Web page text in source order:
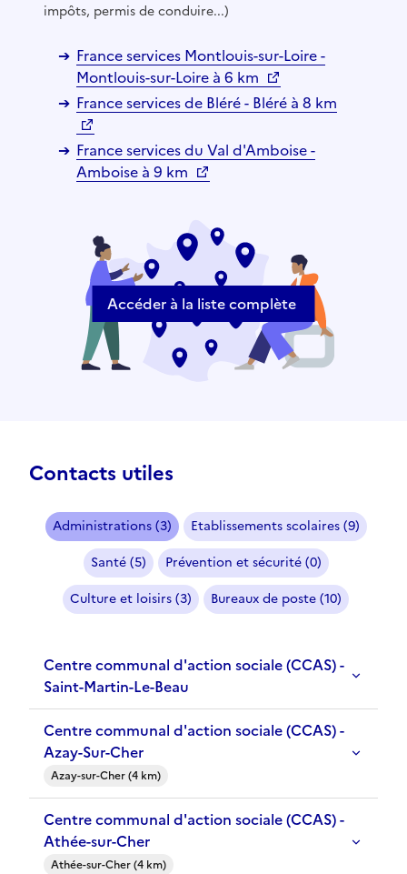
impôts, permis de conduire...)
France services Montlouis-sur-Loire -
Montlouis-sur-Loire à 6 km
France services de Bléré - Bléré à 8 km
France services du Val d'Amboise -
Amboise à 9 km
Accéder à la liste complète
Contacts utiles
Administrations (3)
Etablissements scolaires (9)
Santé (5)
Prévention et sécurité (0)
Culture et loisirs (3)
Bureaux de poste (10)
Centre communal d'action sociale (CCAS) -
Saint-Martin-Le-Beau
Centre communal d'action sociale (CCAS) -
Azay-Sur-Cher
Azay-sur-Cher (4 km)
Centre communal d'action sociale (CCAS) -
Athée-sur-Cher
Athée-sur-Cher (4 km)